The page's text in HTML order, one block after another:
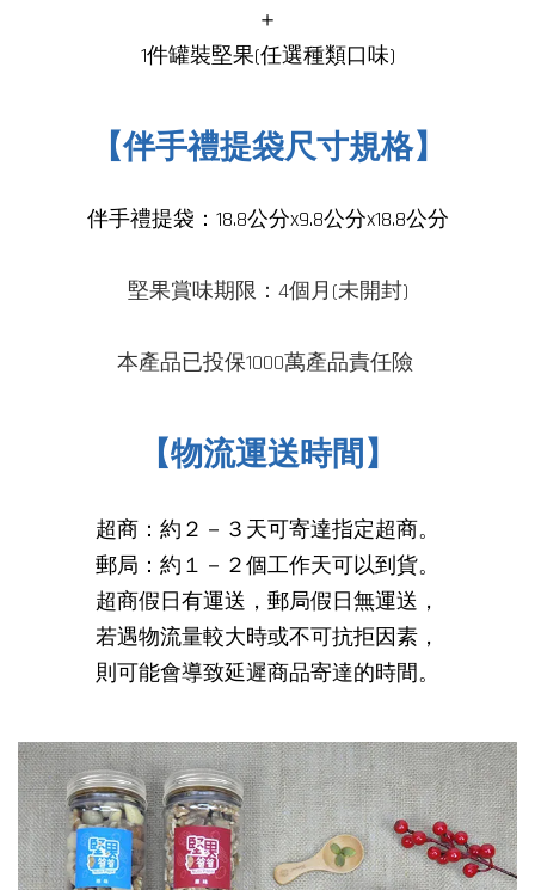
＋
1件罐裝堅果(任選種類口味)
【伴手禮提袋尺寸規格】
伴手禮提袋：18.8公分x9.8公分x18.8公分
堅果賞味期限：4個月(未開封)
本產品已投保1000萬產品責任險
【物流運送時間】
超商：約２－３天可寄達指定超商。
郵局：約１－２個工作天可以到貨。
超商假日有運送，郵局假日無運送，
若遇物流量較大時或不可抗拒因素，
則可能會導致延遲商品寄達的時間。